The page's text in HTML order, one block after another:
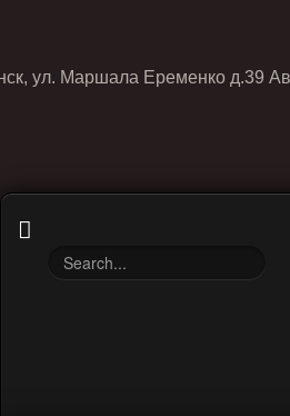
ул. Маршала Еременко д.39